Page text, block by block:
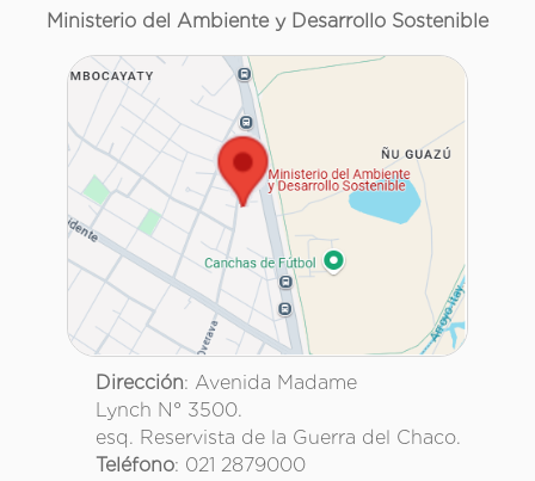
Ministerio del Ambiente y Desarrollo Sostenible
Dirección: Avenida Madame
Lynch N° 3500.
esq. Reservista de la Guerra del Chaco.
Teléfono: 021 2879000